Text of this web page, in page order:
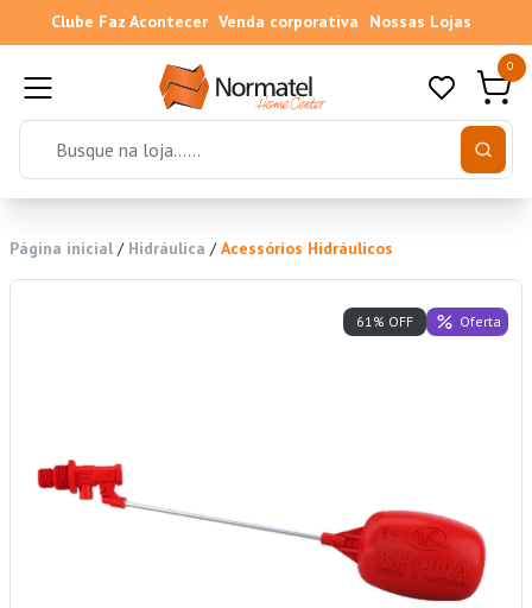
Clube Faz Acontecer Venda corporativa Nossas Lojas
0
Página inicial / Hidráulica /Acessórios Hidráulicos
61% OFF Oferta